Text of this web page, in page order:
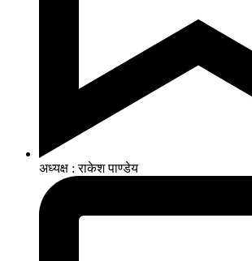
अध्यक्ष : राकेश पाण्डेय